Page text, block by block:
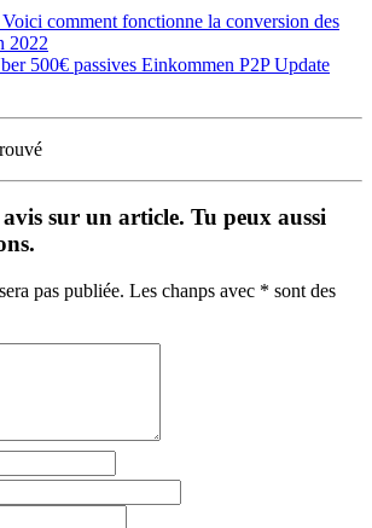
Voici comment fonctionne la conversion des
2022
500€ passives Einkommen P2P Update
sur un article. Tu peux aussi
pas publiée. Les chanps avec * sont des